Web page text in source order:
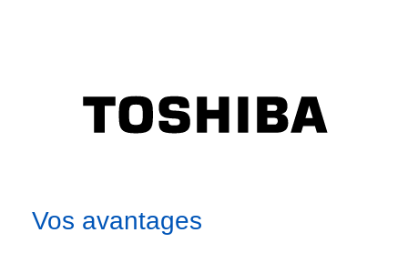
Vos avantages